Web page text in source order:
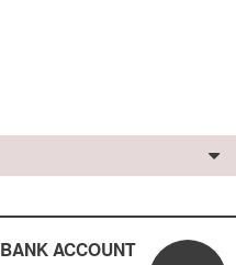
BANK ACCOUNT